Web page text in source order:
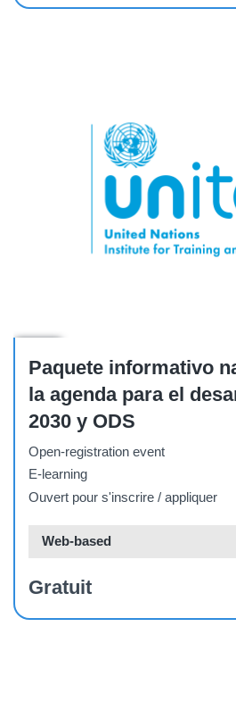
Paquete informativo
la agenda para el
2030 y ODS
Open-registration event
E-learning
Ouvert pour s'inscrire / appliquer
Web-based
Gratuit